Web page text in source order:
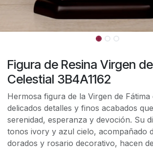
Figura de Resina Virgen
Celestial 3B4A1162
Hermosa figura de la Virgen de
delicados detalles y finos acabados
serenidad, esperanza y devoción. Su
tonos ivory y azul cielo, acompañado
dorados y rosario decorativo, hacen